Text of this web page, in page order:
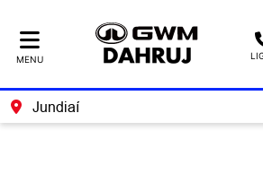
MENU
Jundiaí